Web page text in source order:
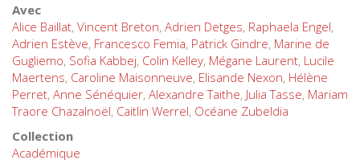
Avec
Alice Baillat, Vincent Breton, Adrien Detges, Raphaela Engel,
Adrien Estève, Francesco Femia, Patrick Gindre, Marine de
Gugliemo, Sofia Kabbej, Colin Kelley, Mégane Laurent, Lucile
Maertens, Caroline Maisonneuve, Elisande Nexon, Hélène
Perret, Anne Sénéquier, Alexandre Taithe, Julia Tasse, Mariam
Traore Chazalnoël, Caitlin Werrel, Océane Zubeldia
Collection
Académique